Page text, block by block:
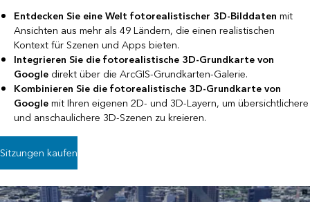
Entdecken Sie eine Welt fotorealistischer 3D-Bilddaten mit
Ansichten aus mehr als 49 Ländern, die einen realistischen
Kontext für Szenen und Apps bieten.
Integrieren Sie die fotorealistische 3D-Grundkarte von
Google direkt über die ArcGIS-Grundkarten-Galerie.
Kombinieren Sie die fotorealistische 3D-Grundkarte von
Googlemit Ihren eigenen 2D- und 3D-Layern, um übersichtlichere
und anschaulichere 3D-Szenen zu kreieren.
Sitzungen kaufen